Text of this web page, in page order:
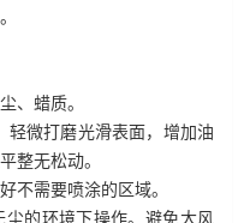
、蜡质。
轻微打磨光滑表面，增加油
整无松动。
不需要喷涂的区域。
的环境下操作。避免大风